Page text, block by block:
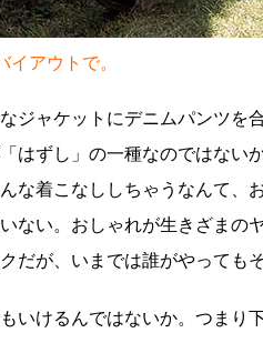
イアウトで。
ジャケットにデニムパンツを
はずし」の一種なのではない
な着こなししちゃうなんて、
ない。おしゃれが生きざまの
だが、いまでは誰がやっても
いけるんではないか。つまり